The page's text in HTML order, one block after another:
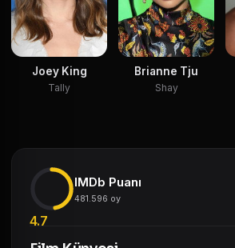
Joey King
Tally
Brianne Tju
Shay
4.7
IMDb Puanı
481.596 oy